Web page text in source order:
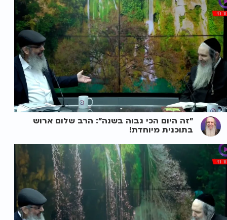
"זה היום הכי גבוה בשנה": הרב שלום ארוש
בתוכנית מיוחדת!